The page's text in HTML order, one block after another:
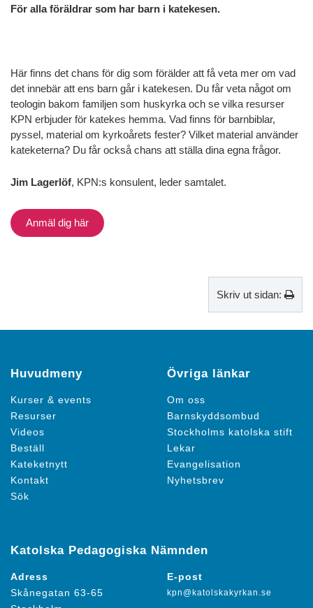
För alla föräldrar som har barn i katekesen.
Här finns det chans för dig som förälder att få veta mer om vad
det innebär att ens barn går i katekesen. Du får veta något om
teologin bakom familjen som huskyrka och se vilka resurser
KPN erbjuder för katekes hemma. Vad finns för barnbiblar,
pyssel, material om kyrkoårets fester? Vilket material använder
kateketerna? Du får också chans att ställa dina egna frågor.
Jim Lagerlöf, KPN:s konsulent, leder samtalet.
Anmäl dig här
Skriv ut sidan:
Huvudmeny
Kurser & events
Resurser
Videos
Beställ
Kateketnytt
Kontakt
Sök
Övriga länkar
Om oss
Barnskyddsombud
Stockholms katolska stift
Lekar
Evangelisation
Nyhetsbrev
Katolska Pedagogiska Nämnden
Adress
Skånegatan 63-65
E-post
kpn@katolskakyrkan.se